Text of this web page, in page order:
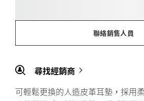
聯絡銷售人員
尋找經銷商
可輕鬆更換的人造皮革耳墊，採用